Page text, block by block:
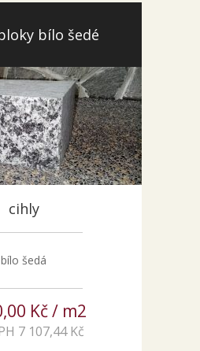
bílo šedé
cihly
bílo šedá
Kč / m2
7 107,44 Kč